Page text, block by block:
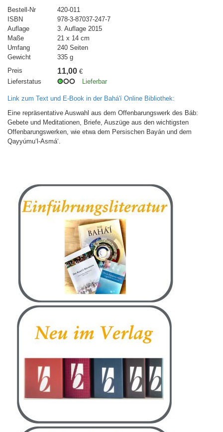
Bestell-Nr
420-011
ISBN
978-3-87037-247-7
Auflage
3. Auflage 2015
Maße
21 x 14 cm
Umfang
240 Seiten
Gewicht
335 g
Preis
11,00 €
Lieferstatus
Lieferbar
Link zum Text und E-Book in der Bahá'í Online Bibliothek:
Eine repräsentative Auswahl aus dem Offenbarungswerk des Báb:
Gebete und Meditationen, Briefe, Auszüge aus den wichtigsten
Offenbarungswerken, wie etwa dem Persischen Bayán und dem
Qayyúmu‘l-Asmá‘.